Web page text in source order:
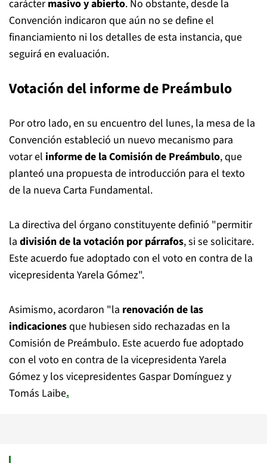
caráctermasivo y abierto. No obstante, desde la
Convención indicaron que aún no se define el
financiamiento ni los detalles de esta instancia, que
seguirá en evaluación.
Votación del informe de Preámbulo
Por otro lado, en su encuentro del lunes, la mesa de la
Convención estableció un nuevo mecanismo para
votar el informe de la Comisión de Preámbulo, que
planteó una propuesta de introducción para el texto
de la nueva Carta Fundamental.
La directiva del órgano constituyente definió "permitir
la división de la votación por párrafos, si se solicitare.
Este acuerdo fue adoptado con el voto en contra de la
vicepresidenta Yarela Gómez".
Asimismo, acordaron "la renovación de las
indicacionesque hubiesen sido rechazadas en la
Comisión de Preámbulo. Este acuerdo fue adoptado
con el voto en contra de la vicepresidenta Yarela
Gómez y los vicepresidentes Gaspar Domínguez y
Tomás Laibe.